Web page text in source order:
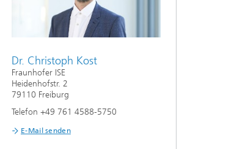
Energiekonzepte für die Industrie
Vor-Ort-Systeme
Elektromobilität
Dr. Christoph Kost
Fraunhofer ISE
Heidenhofstr. 2
79110 Freiburg
Telefon +49 761 4588-5750
E-Mail senden